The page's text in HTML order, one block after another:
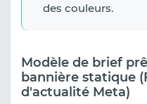
des couleurs.
Modèle de brief
bannière statique
d'actualité Meta)